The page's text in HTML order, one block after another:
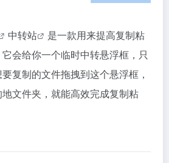
中转站
是一款用来提高复制粘
会给你一个临时中转悬浮框，只
复制的文件拖拽到这个悬浮框，
文件夹，就能高效完成复制粘